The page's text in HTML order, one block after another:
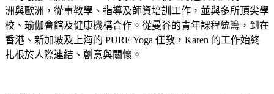
洲與歐洲，從事教學、指導及師資培訓工作，並與多所頂尖學
校、瑜伽會館及健康機構合作。從曼谷的青年課程統籌，到在
香港、新加坡及上海的 PURE Yoga 任教，Karen 的工作始終
扎根於人際連結、創意與關懷。